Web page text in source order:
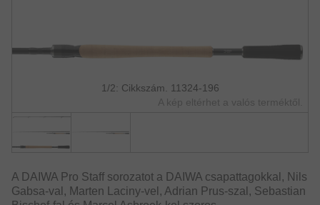
1/2: Cikkszám. 11324-196
A kép eltérhet a valós terméktől.
A DAIWA Pro Staff sorozatot a DAIWA csapattagokkal, Nils
Gabsa-val, Marten Laciny-vel, Adrian Prus-szal, Sebastian